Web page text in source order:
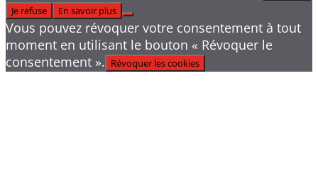
Je refuse
En savoir plus
Vous pouvez révoquer votre consentement à tout
moment en utilisant le bouton « Révoquer le
consentement ». Révoquer les cookies